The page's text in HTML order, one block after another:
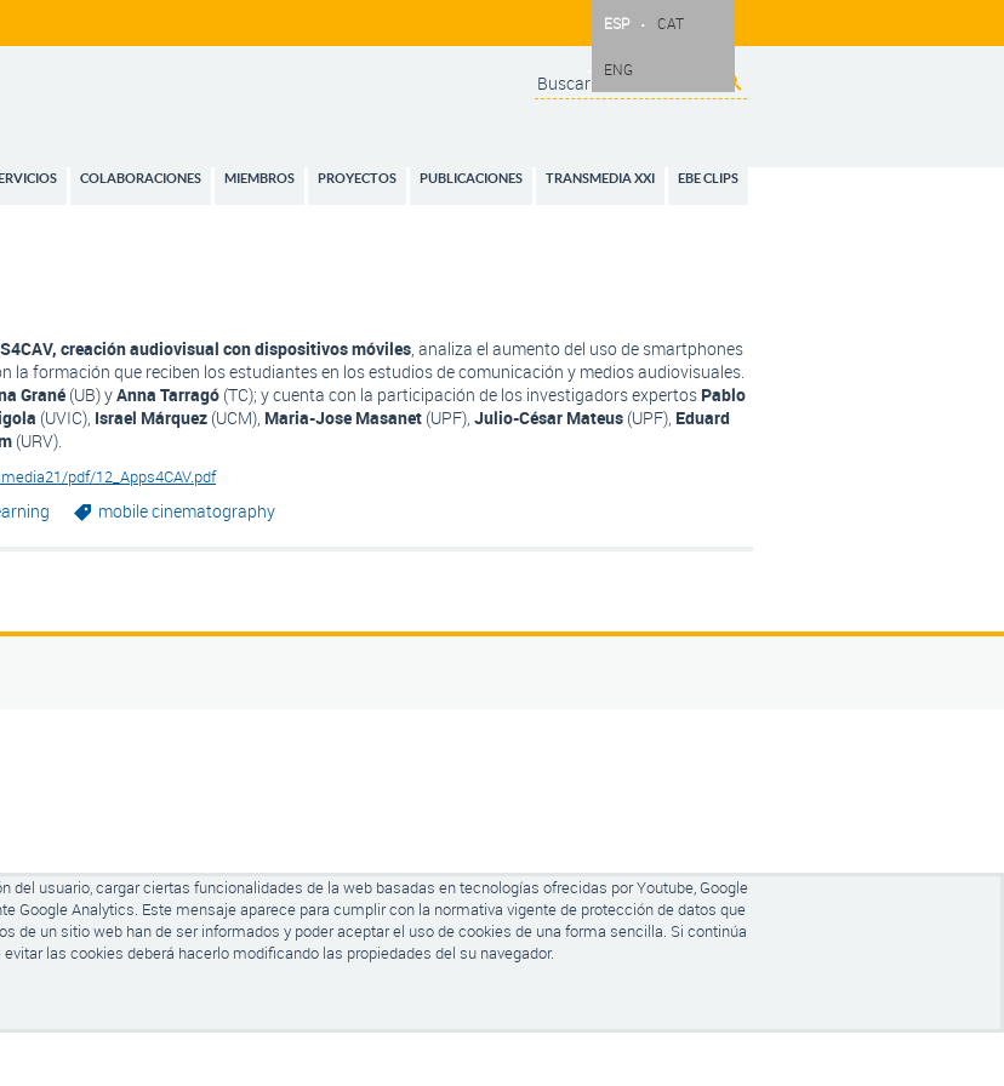
Formulario de
Search
COLABORACIONES MIEMBROS PROYECTOS PUBLICACIONES TRANSMEDIA XXI
EBE CLIPS
ESP CAT
ENG
creación audiovisual con dispositivos móviles, analiza el aumento del uso de smartphones
la formación que reciben los estudiantes en los estudios de comunicación y medios audiovisuales.
Grané (UB) yAnna Tarragó (TC); y cuenta con la participación de los investigadors expertos Pablo
(UVIC), Israel Márquez (UCM), Maria-Jose Masanet (UPF), Julio-César Mateus (UPF), Eduard
(URV).
pdf/12_Apps4CAV.pdf
mobile cinematography
del usuario, cargar ciertas funcionalidades de la web basadas en tecnologías ofrecidas por Youtube, Google
Google Analytics. Este mensaje aparece para cumplir con la normativa vigente de protección de datos que
de un sitio web han de ser informados y poder aceptar el uso de cookies de una forma sencilla. Si continúa
las cookies deberá hacerlo modificando las propiedades del su navegador.